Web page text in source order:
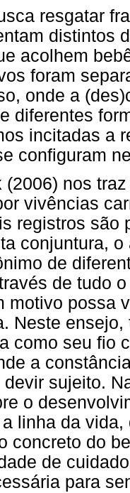
resgatar
distintos
acolhem
foram
onde a
diferentes
incitadas a
configuram
(2006) nos
vivências
registros são
conjuntura,
de
de tudo
motivo possa
Neste
como seu fio
a
sujeito.
o
linha da
concreto do
de
para